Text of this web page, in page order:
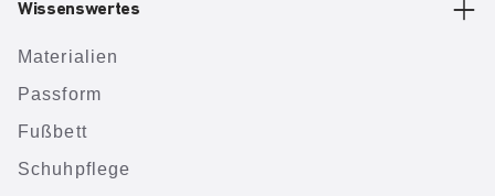
Wissenswertes
Materialien
Passform
Fußbett
Schuhpflege